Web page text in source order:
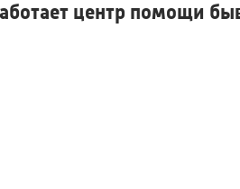
центр помощи